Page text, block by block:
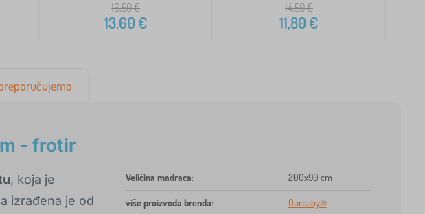
16,50€
13,60€
14,50€
11,80€
- frotir
, koja je
izrađena je od
Veličina madraca: 200x90 cm
više proizvoda brenda: Ourbaby®